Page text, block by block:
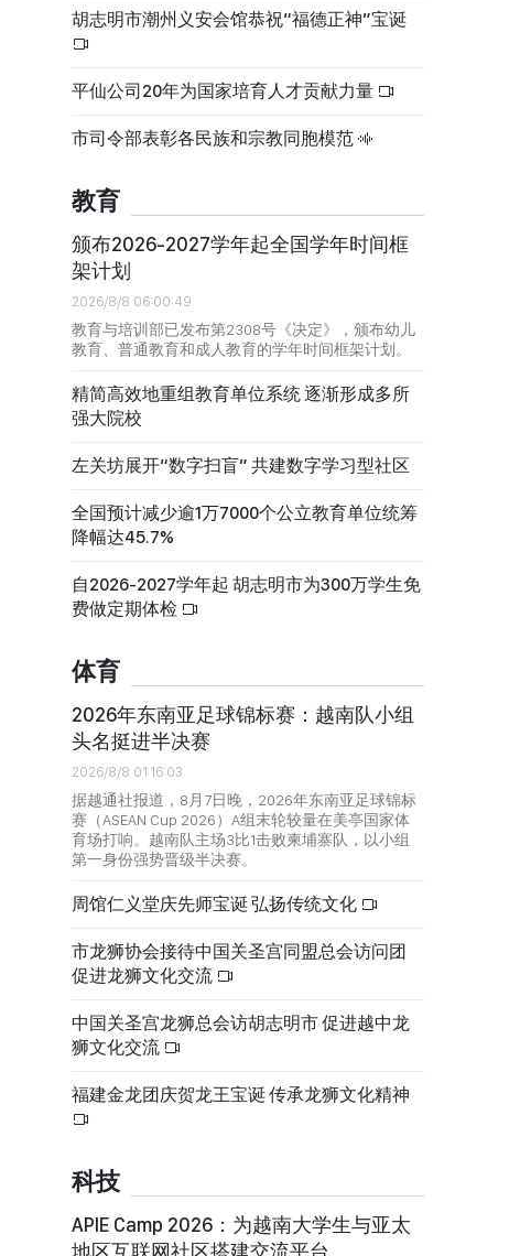
胡志明市潮州义安会馆恭祝“福德正神”宝诞
平仙公司20年为国家培育人才贡献力量
市司令部表彰各民族和宗教同胞模范
教育
颁布2026-2027学年起全国学年时间框
架计划
2026/8/8 06:00:49
教育与培训部已发布第2308号《决定》，颁布幼儿
教育、普通教育和成人教育的学年时间框架计划。
精简高效地重组教育单位系统 逐渐形成多所
强大院校
左关坊展开“数字扫盲” 共建数字学习型社区
全国预计减少逾1万7000个公立教育单位统筹
降幅达45.7%
自2026-2027学年起 胡志明市为300万学生免
费做定期体检
体育
2026年东南亚足球锦标赛：越南队小组
头名挺进半决赛
2026/8/8 01:16:03
据越通社报道，8月7日晚，2026年东南亚足球锦标
赛（ASEAN Cup 2026）A组末轮较量在美亭国家体
育场打响。越南队主场3比1击败柬埔寨队，以小组
第一身份强势晋级半决赛。
周馆仁义堂庆先师宝诞 弘扬传统文化
市龙狮协会接待中国关圣宫同盟总会访问团
促进龙狮文化交流
中国关圣宫龙狮总会访胡志明市 促进越中龙
狮文化交流
福建金龙团庆贺龙王宝诞 传承龙狮文化精神
科技
APIE Camp 2026：为越南大学生与亚太
地区互联网社区搭建交流平台